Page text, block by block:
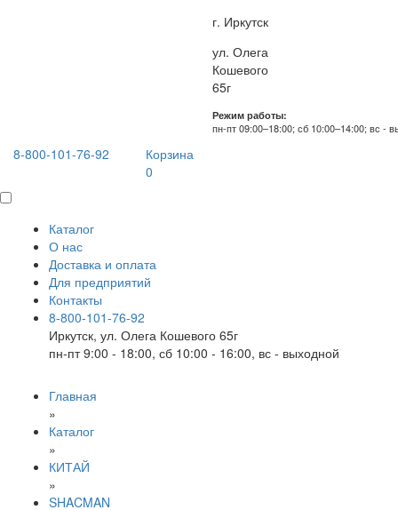
г. Иркутск
ул. Олега
Кошевого
65г
Режим работы:
пн-пт 09:00–18:00; сб 10:00–14:00; вс -
8-800-101-76-92
Корзина
0
Каталог
О нас
Доставка и оплата
Для предприятий
Контакты
8-800-101-76-92
Иркутск, ул. Олега Кошевого 65г
пн-пт 9:00 - 18:00, сб 10:00 - 16:00, вс - выходной
Главная
»
Каталог
»
КИТАЙ
»
SHACMAN